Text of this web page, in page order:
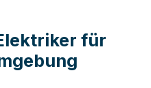
für